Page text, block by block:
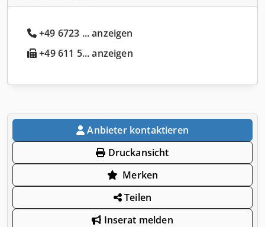
+49 6723 ... anzeigen
+49 611 5... anzeigen
Anbieter kontaktieren
Druckansicht
Merken
Teilen
Inserat melden